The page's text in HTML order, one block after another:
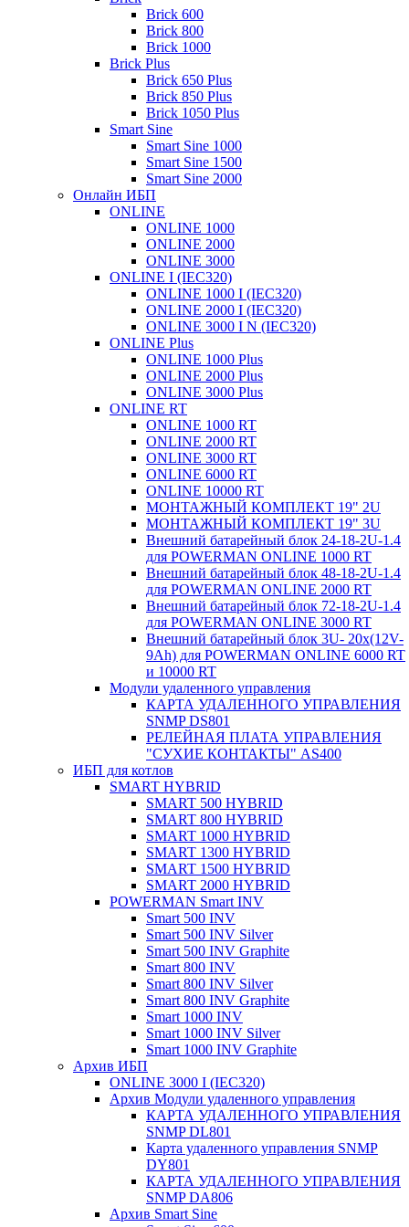
Brick 600
Brick 800
Brick 1000
Brick Plus
Brick 650 Plus
Brick 850 Plus
Brick 1050 Plus
Smart Sine
Smart Sine 1000
Smart Sine 1500
Smart Sine 2000
Онлайн ИБП
ONLINE
ONLINE 1000
ONLINE 2000
ONLINE 3000
ONLINE I (IEC320)
ONLINE 1000 I (IEC320)
ONLINE 2000 I (IEC320)
ONLINE 3000 I N (IEC320)
ONLINE Plus
ONLINE 1000 Plus
ONLINE 2000 Plus
ONLINE 3000 Plus
ONLINE RT
ONLINE 1000 RT
ONLINE 2000 RT
ONLINE 3000 RT
ONLINE 6000 RT
ONLINE 10000 RT
МОНТАЖНЫЙ КОМПЛЕКТ 19" 2U
МОНТАЖНЫЙ КОМПЛЕКТ 19" 3U
Внешний батарейный блок 24-18-2U-1.4
для POWERMAN ONLINE 1000 RT
Внешний батарейный блок 48-18-2U-1.4
для POWERMAN ONLINE 2000 RT
Внешний батарейный блок 72-18-2U-1.4
для POWERMAN ONLINE 3000 RT
Внешний батарейный блок 3U- 20x(12V-
9Ah) для POWERMAN ONLINE 6000 RT
и 10000 RT
Модули удаленного управления
КАРТА УДАЛЕННОГО УПРАВЛЕНИЯ
SNMP DS801
РЕЛЕЙНАЯ ПЛАТА УПРАВЛЕНИЯ
"СУХИЕ КОНТАКТЫ" AS400
ИБП для котлов
SMART HYBRID
SMART 500 HYBRID
SMART 800 HYBRID
SMART 1000 HYBRID
SMART 1300 HYBRID
SMART 1500 HYBRID
SMART 2000 HYBRID
POWERMAN Smart INV
Smart 500 INV
Smart 500 INV Silver
Smart 500 INV Graphite
Smart 800 INV
Smart 800 INV Silver
Smart 800 INV Graphite
Smart 1000 INV
Smart 1000 INV Silver
Smart 1000 INV Graphite
Архив ИБП
ONLINE 3000 I (IEC320)
Архив Модули удаленного управления
КАРТА УДАЛЕННОГО УПРАВЛЕНИЯ
SNMP DL801
Карта удаленного управления SNMP
DY801
КАРТА УДАЛЕННОГО УПРАВЛЕНИЯ
SNMP DА806
Архив Smart Sine
Back Pro 1500 Plus
Back Pro 2000
Back Pro 2000 Plus
AVS 20000D